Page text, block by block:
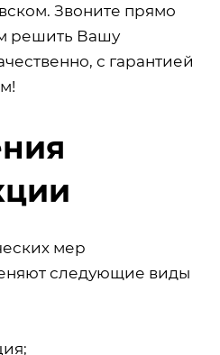
Звоните прямо
решить Вашу
с гарантией
мер
следующие виды